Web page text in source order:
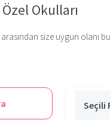
Okulları
size uygun
Seçili